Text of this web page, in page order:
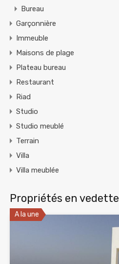
Bureau
Garçonnière
Immeuble
Maisons de plage
Plateau bureau
Restaurant
Riad
Studio
Studio meublé
Terrain
Villa
Villa meublée
Propriétés en vedette
A la une